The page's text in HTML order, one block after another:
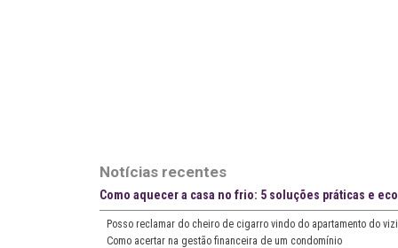
Notícias recentes
Como aquecer a casa no frio: 5 soluções práticas e
Posso reclamar do cheiro de cigarro vindo do apartamento do
Como acertar na gestão financeira de um condomínio